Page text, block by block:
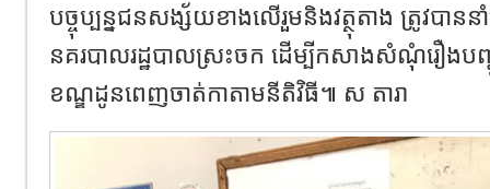
បច្ចុប្បន្នជនសង្ស័យខាងលើរួមនិងវត្ថុតាង ត្រូវបា
នគរបាលរដ្ឋបាលស្រះចក ដើម្បីកសាងសំណុំរឿងបញ្
ខណ្ឌដូនពេញចាត់កាតាមនីតិវិធី៕ ស តារា